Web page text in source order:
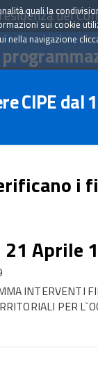
del
CIPE dal
21 Aprile
INTERVENTI
PER
quali la
sui cookie
nella navigazione